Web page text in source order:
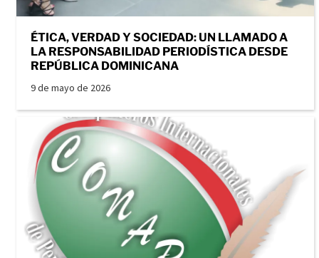
ÉTICA, VERDAD Y SOCIEDAD: UN LLAMADO A
LA RESPONSABILIDAD PERIODÍSTICA DESDE
REPÚBLICA DOMINICANA
9 de mayo de 2026